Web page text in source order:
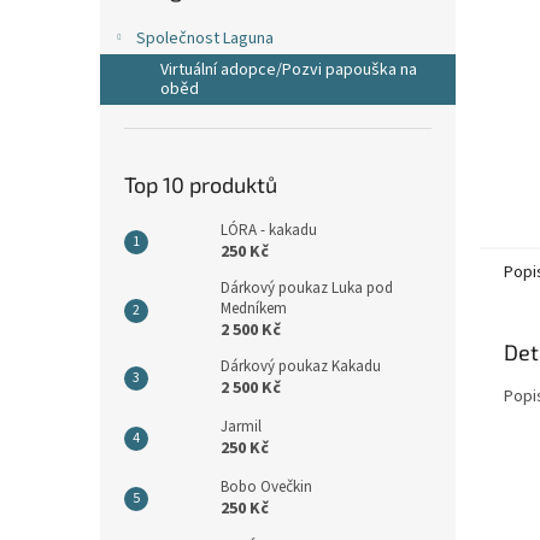
l
Společnost Laguna
Virtuální adopce/Pozvi papouška na
oběd
Top 10 produktů
LÓRA - kakadu
250 Kč
Dárkový poukaz Luka pod
Medníkem
2 500 Kč
Dárkový poukaz Kakadu
2 500 Kč
Jarmil
250 Kč
Bobo Ovečkin
250 Kč